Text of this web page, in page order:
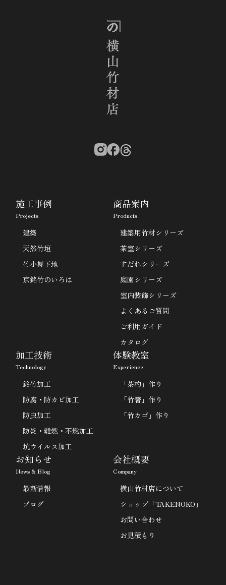
施工事例
Projects
建築
天然竹垣
竹小舞下地
京銘竹のいろは
商品案内
Products
建築用竹材シリーズ
茶室シリーズ
すだれシリーズ
庭園シリーズ
室内装飾シリーズ
よくあるご質問
ご利用ガイド
カタログ
加工技術
Technology
銘竹加工
防腐・防カビ加工
防虫加工
防炎・難燃・不燃加工
坑ウイルス加工
体験教室
Experience
「茶杓」作り
「竹箸」作り
「竹カゴ」作り
お知らせ
News & Blog
最新情報
ブログ
会社概要
Company
横山竹材店について
ショップ「TAKENOKO」
お問い合わせ
お見積もり